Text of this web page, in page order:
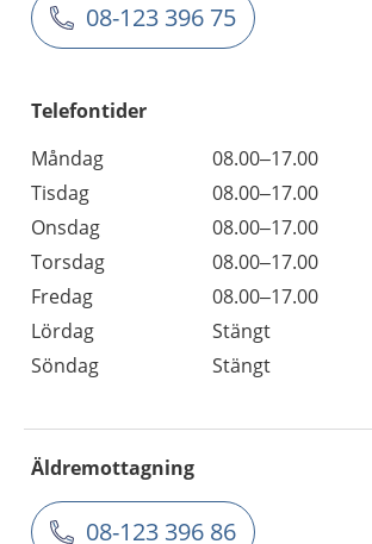
08-123 396 75
Telefontider
Måndag
08.00–17.00
Tisdag
08.00–17.00
Onsdag
08.00–17.00
Torsdag
08.00–17.00
Fredag
08.00–17.00
Lördag
Stängt
Söndag
Stängt
Äldremottagning
08-123 396 86